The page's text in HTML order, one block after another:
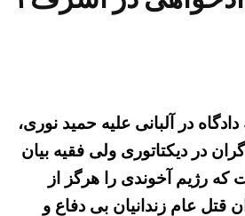
در آلبانی علیه حمید نوری،
در دیکتاتوری ولی فقیه بیان
که رژیم آخوندی را هرگز از
قتل عام زندانیان بی دفاع و